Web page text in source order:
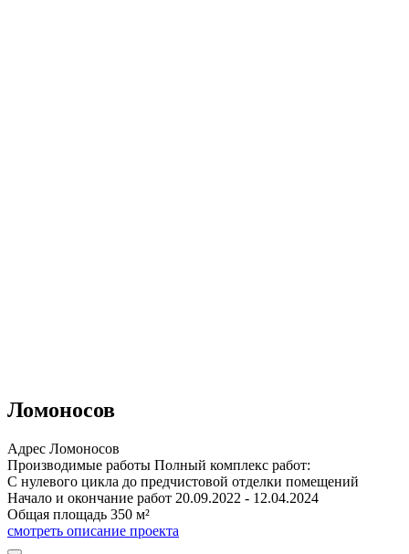
Ломоносов
Адрес Ломоносов
Производимые работы Полный комплекс работ:
С нулевого цикла до предчистовой отделки помещений
Начало и окончание работ 20.09.2022 - 12.04.2024
Общая площадь 350 м²
смотреть описание проекта